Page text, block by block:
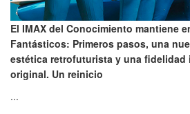
El IMAX del Conocimiento mantiene
Fantásticos: Primeros pasos, una
estética retrofuturista y una fidelidad
original. Un reinicio
...